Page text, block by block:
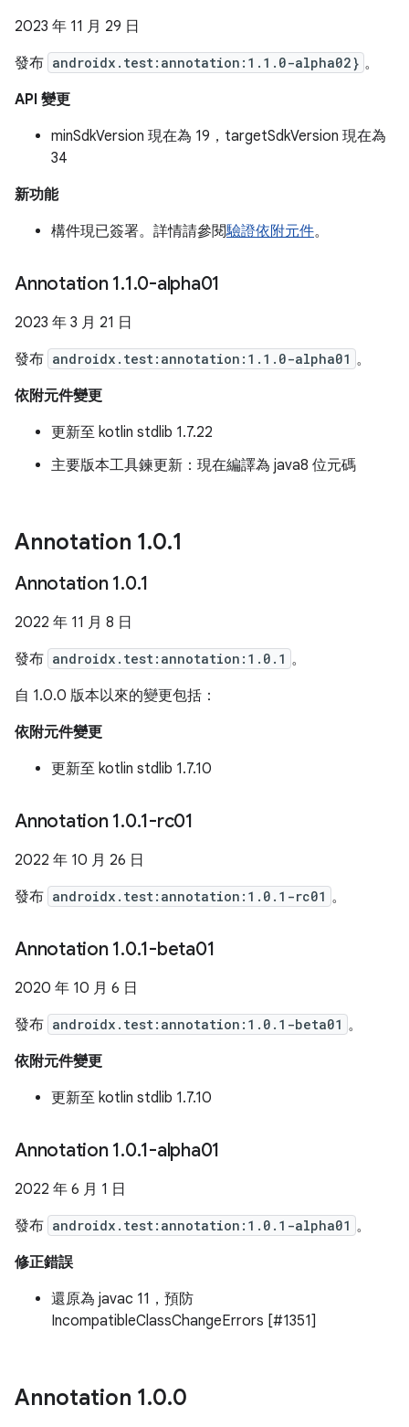
2023 年 11 月 29 日
發布 androidx.test:annotation:1.1.0-alpha02} 。
API 變更
minSdkVersion 現在為 19，targetSdkVersion 現在為
34
新功能
構件現已簽署。詳情請參閱驗證依附元件。
Annotation 1.1.0-alpha01
2023 年 3 月 21 日
發布 androidx.test:annotation:1.1.0-alpha01 。
依附元件變更
更新至 kotlin stdlib 1.7.22
主要版本工具鍊更新：現在編譯為 java8 位元碼
Annotation 1.0.1
Annotation 1.0.1
2022 年 11 月 8 日
發布 androidx.test:annotation:1.0.1 。
自 1.0.0 版本以來的變更包括：
依附元件變更
更新至 kotlin stdlib 1.7.10
Annotation 1.0.1-rc01
2022 年 10 月 26 日
發布 androidx.test:annotation:1.0.1-rc01 。
Annotation 1.0.1-beta01
2020 年 10 月 6 日
發布 androidx.test:annotation:1.0.1-beta01 。
依附元件變更
更新至 kotlin stdlib 1.7.10
Annotation 1.0.1-alpha01
2022 年 6 月 1 日
發布 androidx.test:annotation:1.0.1-alpha01 。
修正錯誤
還原為 javac 11，預防
IncompatibleClassChangeErrors [#1351]
Annotation 1.0.0